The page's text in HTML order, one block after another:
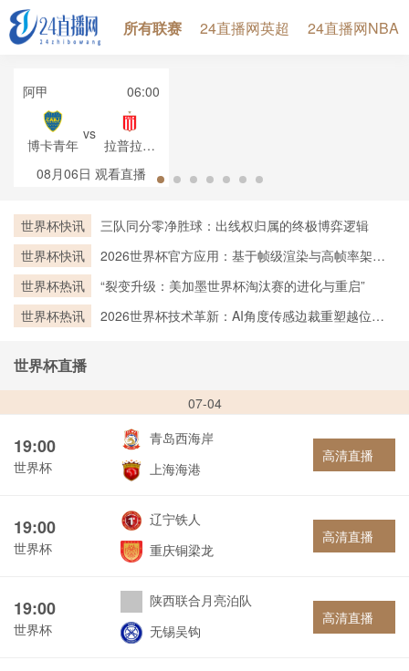
所有联赛 24直播网英超 24直播网NBA
阿甲 06:00
博卡青年
vs
拉普拉塔
大学生
08月06日 观看直播
世界杯快讯
三队同分零净胜球：出线权归属的终极博弈逻辑
世界杯快讯
2026世界杯官方应用：基于帧级渲染与高帧率架构
世界杯热讯
“裂变升级：美加墨世界杯淘汰赛的进化与重启”
世界杯热讯
2026世界杯技术革新：AI角度传感边裁重塑越位判
世界杯直播
07-04
19:00
世界杯
青岛西海岸
上海海港
高清直播
19:00
世界杯
辽宁铁人
重庆铜梁龙
高清直播
19:00
世界杯
陕西联合月亮泊队
无锡吴钩
高清直播